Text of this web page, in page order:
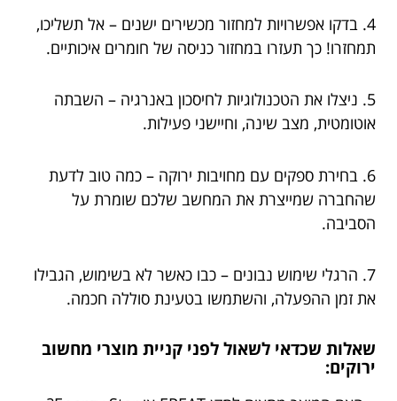
4. בדקו אפשרויות למחזור מכשירים ישנים – אל תשליכו,
תמחזרו! כך תעזרו במחזור כניסה של חומרים איכותיים.
5. ניצלו את הטכנולוגיות לחיסכון באנרגיה – השבתה
אוטומטית, מצב שינה, וחיישני פעילות.
6. בחירת ספקים עם מחויבות ירוקה – כמה טוב לדעת
שהחברה שמייצרת את המחשב שלכם שומרת על
הסביבה.
7. הרגלי שימוש נבונים – כבו כאשר לא בשימוש, הגבילו
את זמן ההפעלה, והשתמשו בטעינת סוללה חכמה.
שאלות שכדאי לשאול לפני קניית מוצרי מחשוב
ירוקים: